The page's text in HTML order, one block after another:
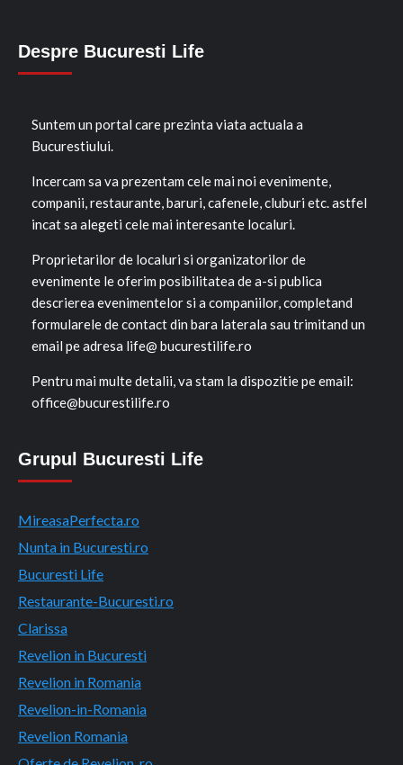
Despre Bucuresti Life
Suntem un portal care prezinta viata actuala a
Bucurestiului.
Incercam sa va prezentam cele mai noi evenimente,
companii, restaurante, baruri, cafenele, cluburi etc. astfel
incat sa alegeti cele mai interesante localuri.
Proprietarilor de localuri si organizatorilor de
evenimente le oferim posibilitatea de a-si publica
descrierea evenimentelor si a companiilor, completand
formularele de contact din bara laterala sau trimitand un
email pe adresa life@ bucurestilife.ro
Pentru mai multe detalii, va stam la dispozitie pe email:
office@bucurestilife.ro
Grupul Bucuresti Life
MireasaPerfecta.ro
Nunta in Bucuresti.ro
Bucuresti Life
Restaurante-Bucuresti.ro
Clarissa
Revelion in Bucuresti
Revelion in Romania
Revelion-in-Romania
Revelion Romania